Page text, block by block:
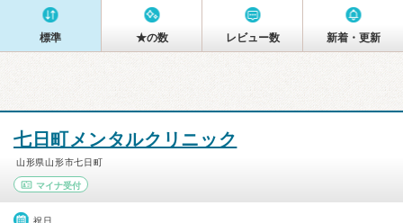
標準 ★の数 レビュー数 新着・更新
七日町メンタルクリニック
山形県山形市七日町
マイナ受付
祝日